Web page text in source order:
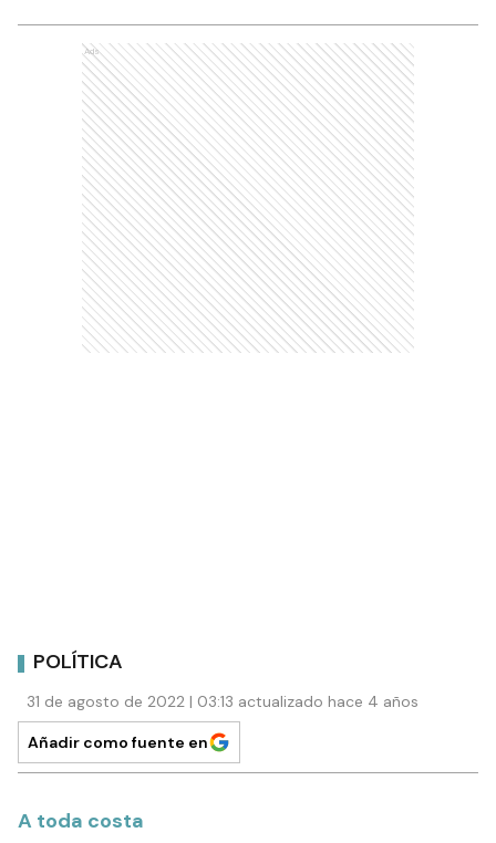
Ads
POLÍTICA
31 de agosto de 2022 | 03:13 actualizado hace 4 años
Añadir como fuente en
A toda costa